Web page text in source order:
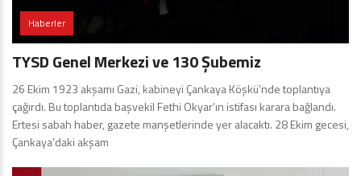
Haberler
TYSD Genel Merkezi ve 130 Şubemiz
26 Ekim 1923 akşamı Gazi, kabineyi Çankaya Köşkü’nde toplantıya
çağırdı. Bu toplantıda başvekil Fethi Okyar’ın istifası karara bağlandı.
Ertesi sabah haber, gazete manşetlerinde yer alacaktı. 28 Ekim gecesi,
Çankaya’daki akşam